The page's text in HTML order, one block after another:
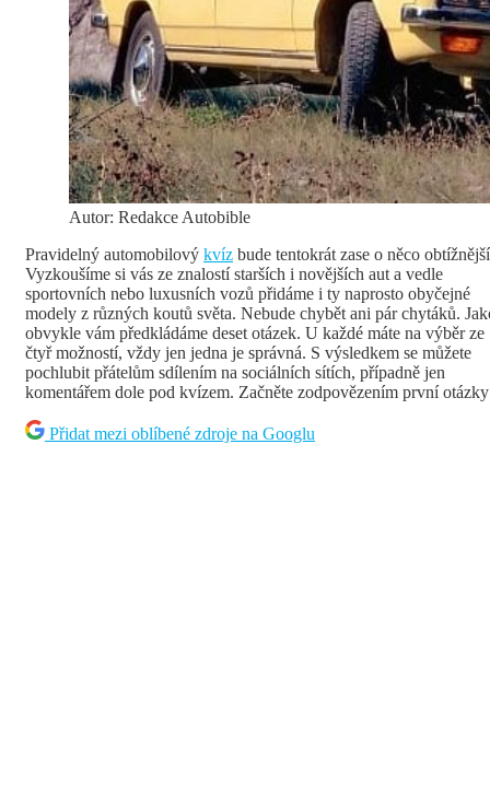
Autor: Redakce Autobible
Pravidelný automobilový kvíz bude tentokrát zase o něco
Vyzkoušíme si vás ze znalostí starších i novějších aut a vedle
sportovních nebo luxusních vozů přidáme i ty naprosto obyčejné
modely z různých koutů světa. Nebude chybět ani pár chytáků.
obvykle vám předkládáme deset otázek. U každé máte na výběr ze
čtyř možností, vždy jen jedna je správná. S výsledkem se můžete
pochlubit přátelům sdílením na sociálních sítích, případně jen
komentářem dole pod kvízem. Začněte zodpovězením první
Přidat mezi oblíbené zdroje na Googlu